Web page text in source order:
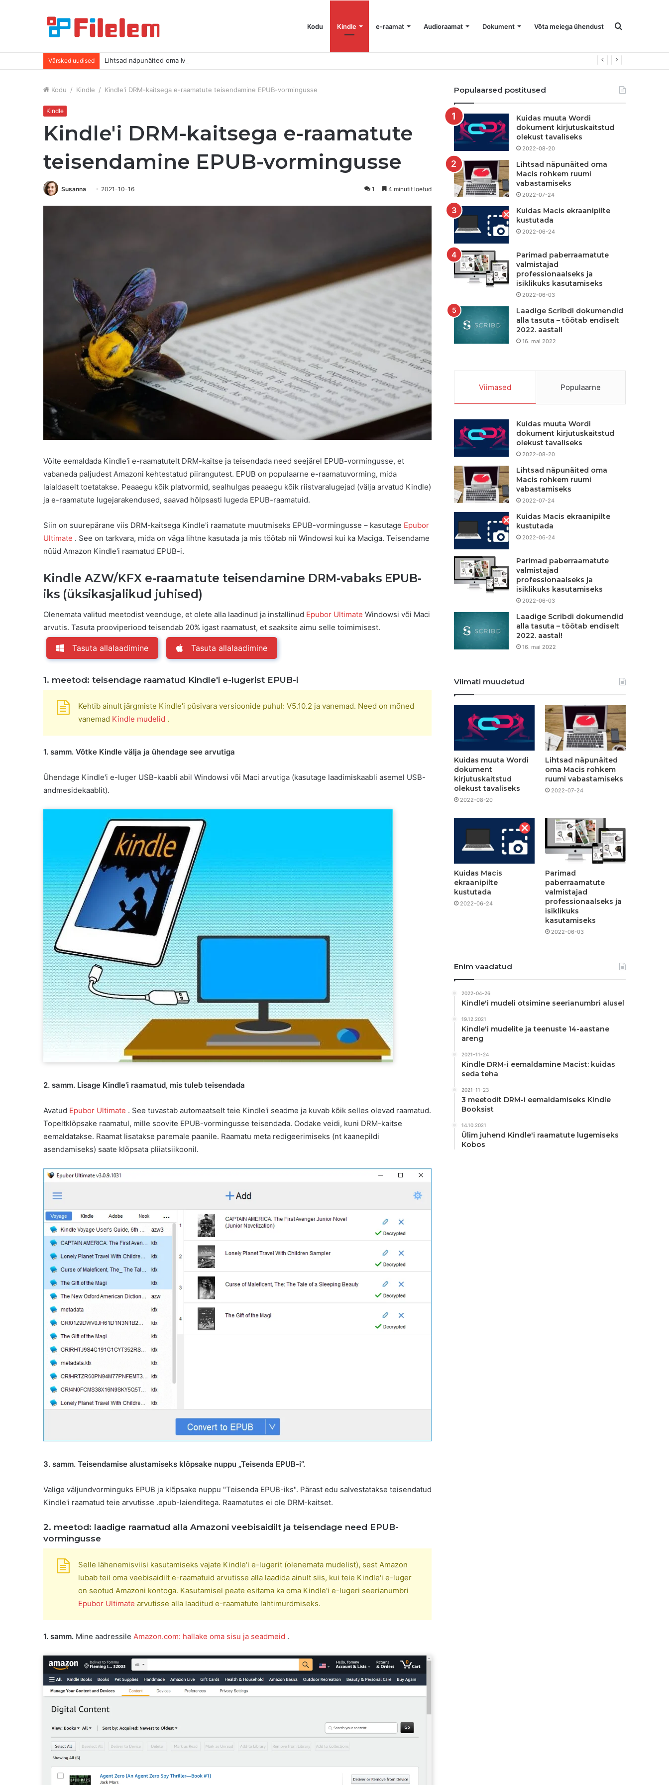
Kodu Kindle e-raamat Audioraamat Dokument Võta meiega ühendust Otsi
Värsked uudised Lihtsad näpunäited oma Macis rohkem ruumi vabastamiseks
Kodu / Kindle / Kindle'i DRM-kaitsega e-raamatute teisendamine EPUB-vormingusse
Kindle
Kindle'i DRM-kaitsega e-raamatute
teisendamine EPUB-vormingusse
Susanna 2021-10-16 1 4 minutit loetud
Võite eemaldada Kindle'i e-raamatutelt DRM-kaitse ja teisendada need seejärel EPUB-vormingusse, et
vabaneda paljudest Amazoni kehtestatud piirangutest. EPUB on populaarne e-raamatuvorming, mida
laialdaselt toetatakse. Peaaegu kõik platvormid, sealhulgas peaaegu kõik riistvaralugejad (välja arvatud Kindle)
ja e-raamatute lugejarakendused, saavad hõlpsasti lugeda EPUB-raamatuid.
Siin on suurepärane viis DRM-kaitsega Kindle'i raamatute muutmiseks EPUB-vormingusse – kasutage Epubor
Ultimate . See on tarkvara, mida on väga lihtne kasutada ja mis töötab nii Windowsi kui ka Maciga. Teisendame
nüüd Amazon Kindle'i raamatud EPUB-i.
Kindle AZW/KFX e-raamatute teisendamine DRM-vabaks EPUB-
iks (üksikasjalikud juhised)
Olenemata valitud meetodist veenduge, et olete alla laadinud ja installinud Epubor Ultimate Windowsi või Maci
arvutis. Tasuta prooviperiood teisendab 20% igast raamatust, et saaksite aimu selle toimimisest.
Tasuta allalaadimine Tasuta allalaadimine
1. meetod: teisendage raamatud Kindle'i e-lugerist EPUB-i
Kehtib ainult järgmiste Kindle'i püsivara versioonide puhul: V5.10.2 ja vanemad. Need on mõned
vanemad Kindle mudelid .
1. samm. Võtke Kindle välja ja ühendage see arvutiga
Ühendage Kindle'i e-luger USB-kaabli abil Windowsi või Maci arvutiga (kasutage laadimiskaabli asemel USB-
andmesidekaablit).
2. samm. Lisage Kindle'i raamatud, mis tuleb teisendada
Avatud Epubor Ultimate . See tuvastab automaatselt teie Kindle'i seadme ja kuvab kõik selles olevad raamatud.
Topeltklõpsake raamatul, mille soovite EPUB-vormingusse teisendada. Oodake veidi, kuni DRM-kaitse
eemaldatakse. Raamat lisatakse paremale paanile. Raamatu meta redigeerimiseks (nt kaanepildi
asendamiseks) saate klõpsata pliiatsiikoonil.
3. samm. Teisendamise alustamiseks klõpsake nuppu „Teisenda EPUB-i”.
Valige väljundvorminguks EPUB ja klõpsake nuppu "Teisenda EPUB-iks". Pärast edu salvestatakse teisendatud
Kindle'i raamatud teie arvutisse .epub-laienditega. Raamatutes ei ole DRM-kaitset.
2. meetod: laadige raamatud alla Amazoni veebisaidilt ja teisendage need EPUB-
vormingusse
Selle lähenemisviisi kasutamiseks vajate Kindle'i e-lugerit (olenemata mudelist), sest Amazon
lubab teil oma veebisaidilt e-raamatuid arvutisse alla laadida ainult siis, kui teie Kindle'i e-luger
on seotud Amazoni kontoga. Kasutamisel peate esitama ka oma Kindle'i e-lugeri seerianumbri
Epubor Ultimate arvutisse alla laaditud e-raamatute lahtimurdmiseks.
1. samm. Mine aadressile Amazon.com: hallake oma sisu ja seadmeid .
Populaarsed postitused
Kuidas muuta Wordi
dokument kirjutuskaitstud
olekust tavaliseks
2022-08-20
Lihtsad näpunäited oma
Macis rohkem ruumi
vabastamiseks
2022-07-24
Kuidas Macis ekraanipilte
kustutada
2022-06-24
Parimad paberraamatute
valmistajad
professionaalseks ja
isiklikuks kasutamiseks
2022-06-03
Laadige Scribdi dokumendid
alla tasuta – töötab endiselt
2022. aastal!
16. mai 2022
Viimased Populaarne
Kuidas muuta Wordi
dokument kirjutuskaitstud
olekust tavaliseks
2022-08-20
Lihtsad näpunäited oma
Macis rohkem ruumi
vabastamiseks
2022-07-24
Kuidas Macis ekraanipilte
kustutada
2022-06-24
Parimad paberraamatute
valmistajad
professionaalseks ja
isiklikuks kasutamiseks
2022-06-03
Laadige Scribdi dokumendid
alla tasuta – töötab endiselt
2022. aastal!
16. mai 2022
Viimati muudetud
Kuidas muuta Wordi
dokument
kirjutuskaitstud
olekust tavaliseks
2022-08-20
Lihtsad näpunäited
oma Macis rohkem
ruumi vabastamiseks
2022-07-24
Kuidas Macis
ekraanipilte
kustutada
2022-06-24
Parimad
paberraamatute
valmistajad
professionaalseks ja
isiklikuks
kasutamiseks
2022-06-03
Enim vaadatud
2022-04-26
Kindle'i mudeli otsimine seerianumbri alusel
19.12.2021
Kindle'i mudelite ja teenuste 14-aastane
areng
2021-11-24
Kindle DRM-i eemaldamine Macist: kuidas
seda teha
2021-11-23
3 meetodit DRM-i eemaldamiseks Kindle
Booksist
14.10.2021
Ülim juhend Kindle'i raamatute lugemiseks
Kobos